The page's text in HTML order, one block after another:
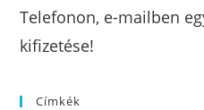
Telefonon, e-mailben
kifizetése!
Címkék